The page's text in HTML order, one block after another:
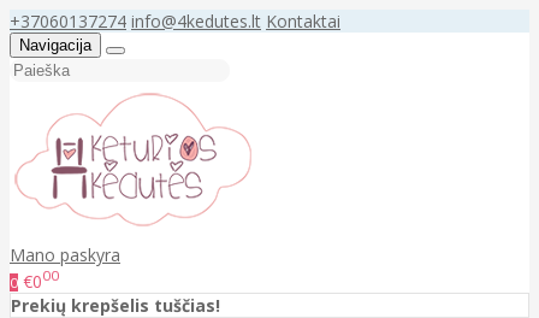
+37060137274 info@4kedutes.lt Kontaktai
Navigacija
Mano paskyra
0 €000
Prekių krepšelis tuščias!